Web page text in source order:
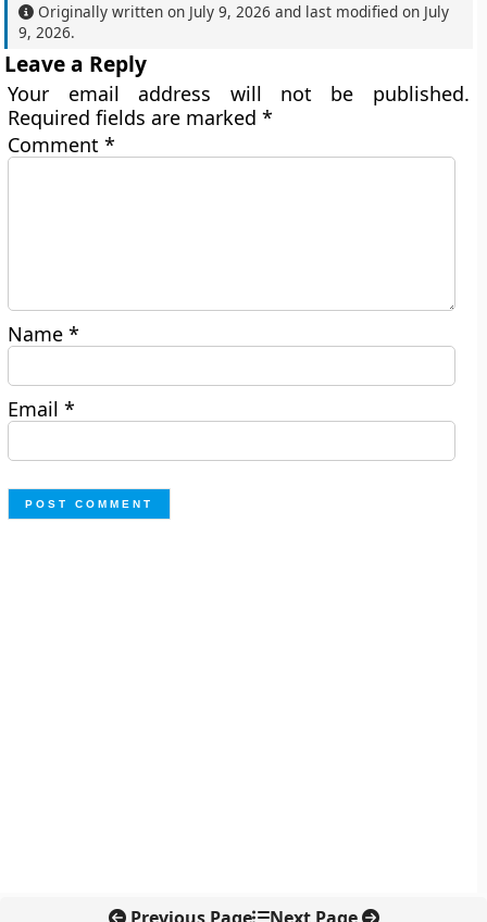
Originally written on July 9, 2026 and last modified on July
9, 2026.
Leave a Reply
Your email address will not be published.
Required fields are marked*
Comment*
Name*
Email*